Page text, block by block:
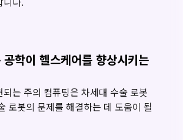
학이 헬스케어를 향상시키는
는 주의 컴퓨팅은 차세대 수술 로봇
로봇의 문제를 해결하는 데 도움이 될